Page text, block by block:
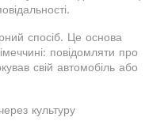
спосіб. Це основа
повідомляти про
свій автомобіль або
культуру